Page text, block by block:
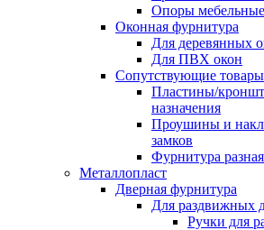
Опоры мебельные
Оконная фурнитура
Для деревянных
Для ПВХ окон
Сопутствующие товары
Пластины/
назначения
Проушины и
замков
Фурнитура разная
Металлопласт
Дверная фурнитура
Для раздвижных
Ручки для